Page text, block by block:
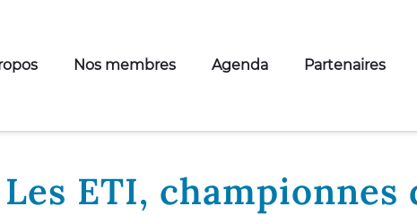
Nos membres Agenda Partenaires
Les ETI, championnes